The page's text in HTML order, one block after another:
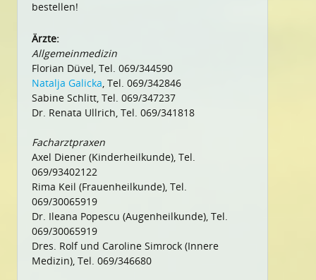
bestellen!
Ärzte:
Allgemeinmedizin
Florian Düvel, Tel. 069/344590
Natalja Galicka, Tel. 069/342846
Sabine Schlitt, Tel. 069/347237
Dr. Renata Ullrich, Tel. 069/341818
Facharztpraxen
Axel Diener (Kinderheilkunde), Tel.
069/93402122
Rima Keil (Frauenheilkunde), Tel.
069/30065919
Dr. Ileana Popescu (Augenheilkunde), Tel.
069/30065919
Dres. Rolf und Caroline Simrock (Innere
Medizin), Tel. 069/346680